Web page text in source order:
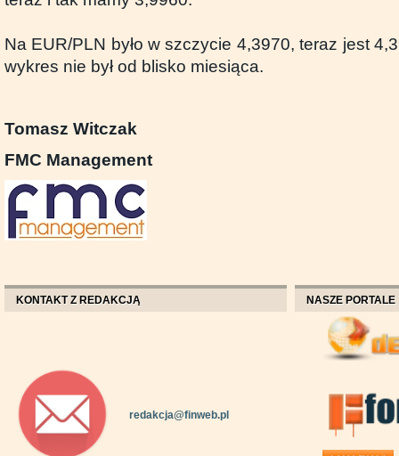
Na EUR/PLN było w szczycie 4,3970, teraz jest
wykres nie był od blisko miesiąca.
Tomasz Witczak
FMC Management
KONTAKT Z REDAKCJĄ
redakcja@finweb.pl
NASZE PORTALE